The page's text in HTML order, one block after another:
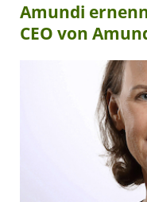
Amundi
CEO von